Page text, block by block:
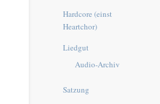
Hardcore (einst
Heartchor)
Liedgut
Audio-Archiv
Satzung